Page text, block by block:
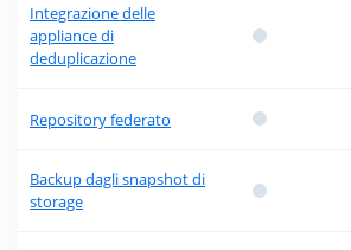
Integrazione delle
appliance di
deduplicazione
Repository federato
Backup dagli snapshot di
storage